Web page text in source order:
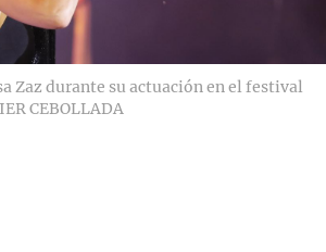
Zaz durante su actuación en el festival
CEBOLLADA